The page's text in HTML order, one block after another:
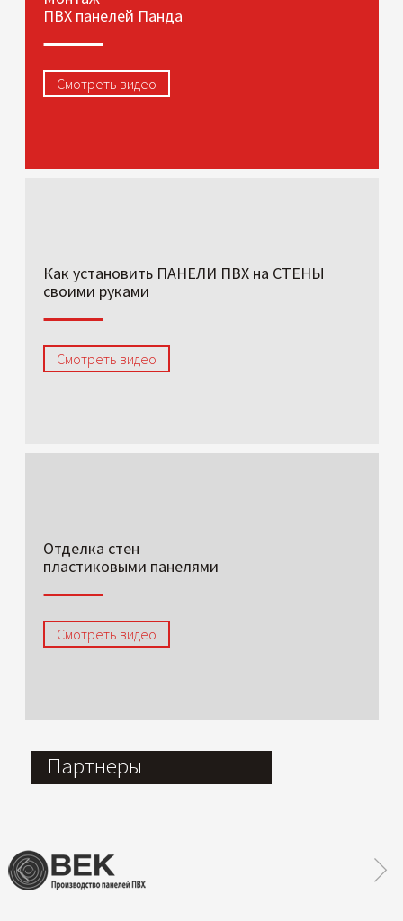
ПВХ панелей Панда
Смотреть видео
Как установить ПАНЕЛИ ПВХ на СТЕНЫ
своими руками
Смотреть видео
Отделка стен
пластиковыми панелями
Смотреть видео
Партнеры